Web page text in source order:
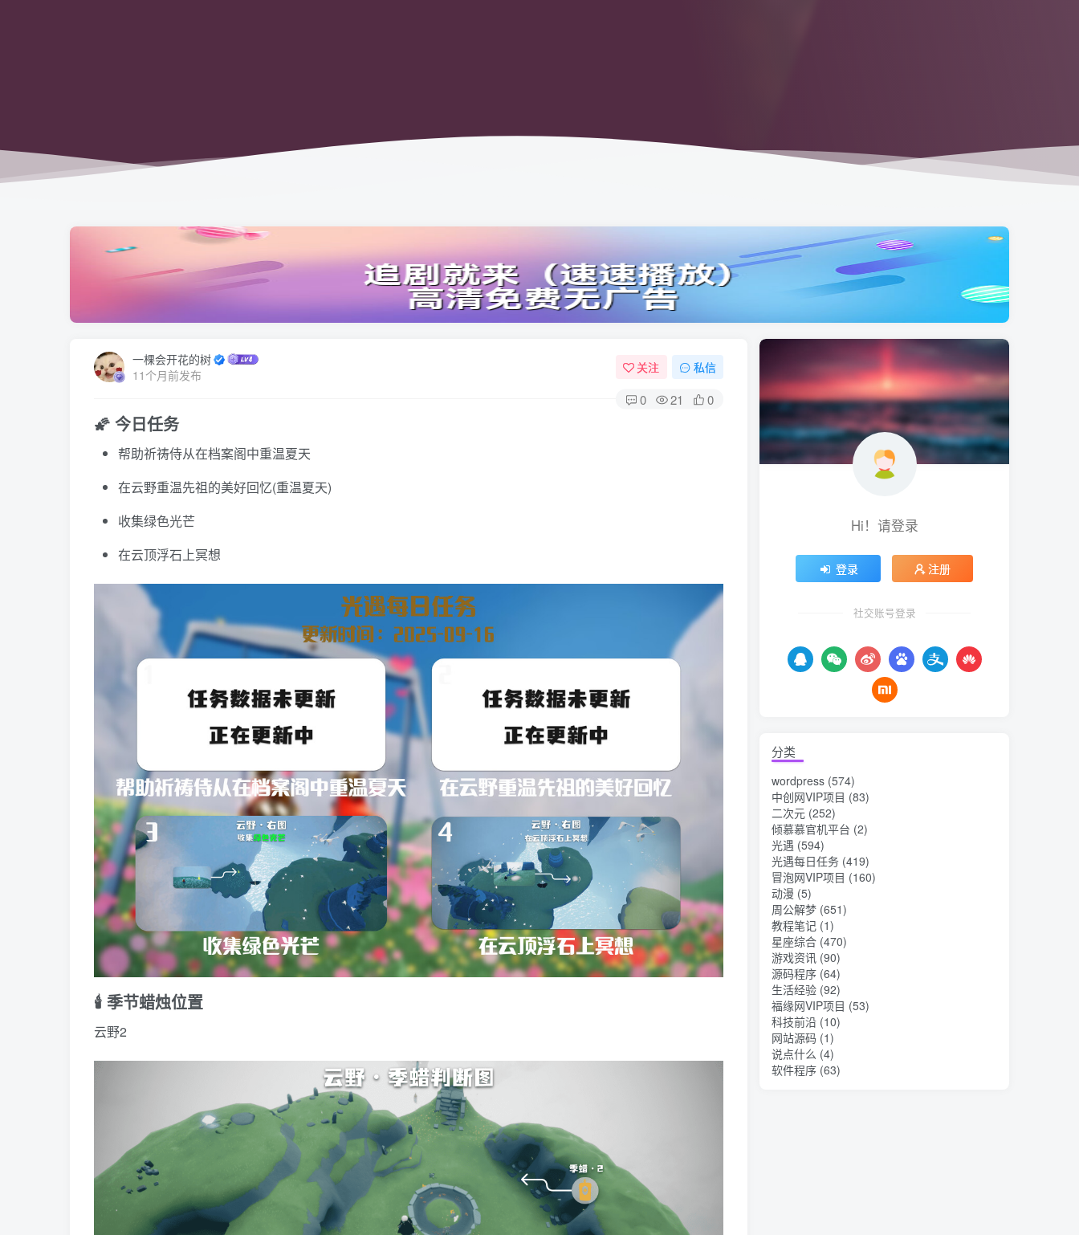
一棵会开花的树
11个月前发布
关注 私信
0 21 0
🌠 今日任务
帮助祈祷侍从在档案阁中重温夏天
在云野重温先祖的美好回忆(重温夏天)
收集绿色光芒
在云顶浮石上冥想
🕯️ 季节蜡烛位置
云野2
Hi！请登录
登录 注册
社交账号登录
分类
wordpress (574)
中创网VIP项目 (83)
二次元 (252)
倾慕慕官机平台 (2)
光遇 (594)
光遇每日任务 (419)
冒泡网VIP项目 (160)
动漫 (5)
周公解梦 (651)
教程笔记 (1)
星座综合 (470)
游戏资讯 (90)
源码程序 (64)
生活经验 (92)
福缘网VIP项目 (53)
科技前沿 (10)
网站源码 (1)
说点什么 (4)
软件程序 (63)